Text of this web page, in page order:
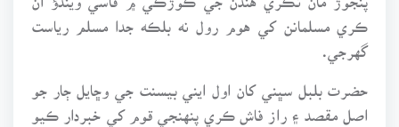
ڪري مسلمانن کي هوم رول نه بلڪه جدا مسلم رياست
گهرجي.
حضرت بلبل سڀني کان اول ايني بيسنت جي وڇايل ڄار جو
اصل مقصد ۽ راز فاش ڪري پنهنجي قوم کي خبردار ڪيو